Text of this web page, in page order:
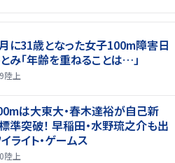
月に31歳となった女子100m障害日
み「年齢を重ねることは…」
陸上
は大東大・春木達裕が自己新
準突破！ 早稲田・水野琉之介も出
ライト・ゲームス
陸上